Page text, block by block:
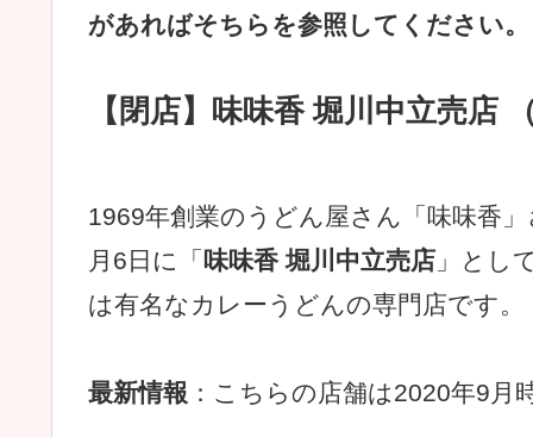
があればそちらを参照してください。
【閉店】味味香 堀川中立売店
1969年創業のうどん屋さん「味味香
月6日に「 味味香 堀川中立売店 」とし
は有名なカレーうどんの専門店です。
最新情報 ：こちらの店舗は2020年9月